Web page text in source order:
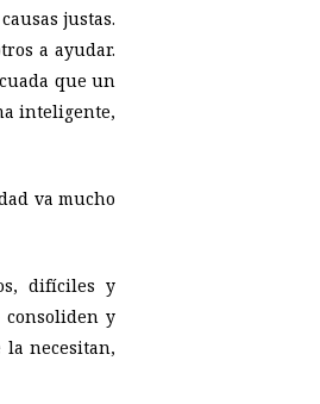
justas.
a ayudar.
que un
inteligente,
va mucho
difíciles y
consoliden y
la necesitan,